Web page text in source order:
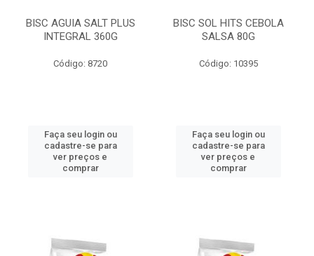
BISC AGUIA SALT PLUS
INTEGRAL 360G
Código: 8720
Faça seu login ou
cadastre-se para
ver preços e
comprar
BISC SOL HITS CEBOLA
SALSA 80G
Código: 10395
Faça seu login ou
cadastre-se para
ver preços e
comprar